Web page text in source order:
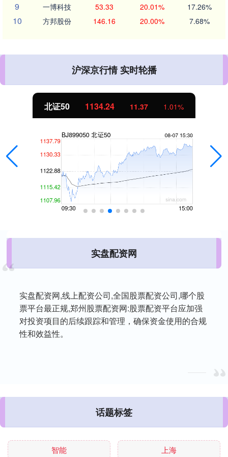
9 一博科技 53.33 20.01% 17.26%
10 方邦股份 146.16 20.00% 7.68%
沪深京行情 实时轮播
北证50 1134.24 11.37 1.01%
实盘配资网
实盘配资网,线上配资公司,全国股票配资公司,哪个股
票平台最正规,郑州股票配资网:股票配资平台应加强
对投资项目的后续跟踪和管理，确保资金使用的合规
性和效益性。
话题标签
智能 上海